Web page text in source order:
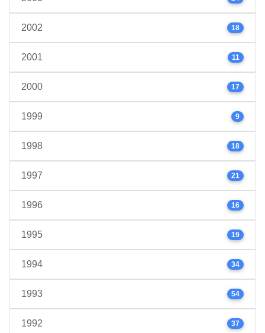
2002 18
2001 11
2000 17
1999 9
1998 18
1997 21
1996 16
1995 19
1994 34
1993 54
1992 37